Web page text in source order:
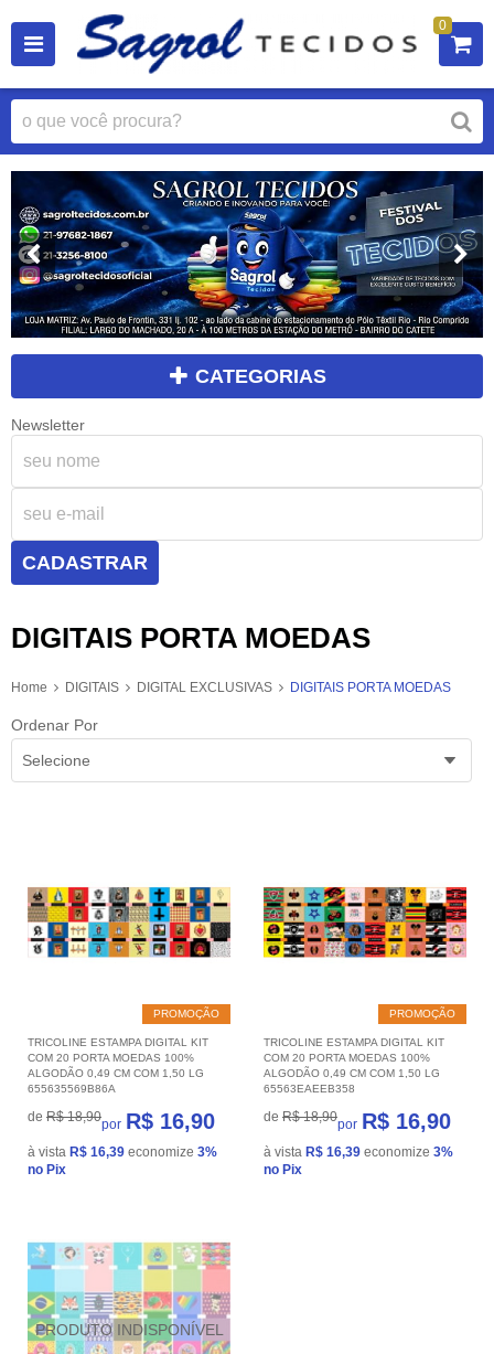
0
CATEGORIAS
Newsletter
CADASTRAR
DIGITAIS PORTA MOEDAS
Home DIGITAIS DIGITAL EXCLUSIVAS DIGITAIS PORTA MOEDAS
Ordenar Por
Selecione
PROMOÇÃO
TRICOLINE ESTAMPA DIGITAL KIT
COM 20 PORTA MOEDAS 100%
ALGODÃO 0,49 CM COM 1,50 LG
655635569B86A
de R$ 18,90por R$ 16,90
à vista R$ 16,39 economize 3%
no Pix
PROMOÇÃO
TRICOLINE ESTAMPA DIGITAL KIT
COM 20 PORTA MOEDAS 100%
ALGODÃO 0,49 CM COM 1,50 LG
65563EAEEB358
de R$ 18,90por R$ 16,90
à vista R$ 16,39 economize 3%
no Pix